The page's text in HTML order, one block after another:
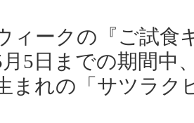
ィークの『ご試食
5日までの期間中
まれの「サツラク